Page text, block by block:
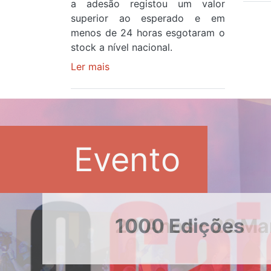
a adesão registou um valor
superior ao esperado e em
menos de 24 horas esgotaram o
stock a nível nacional.
Ler mais
gratuitos
observar
eclipse
solar
menos
de
Evento
20 Anos - 22